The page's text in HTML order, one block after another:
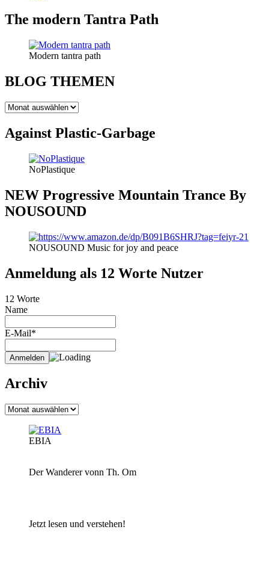
The modern Tantra Path
Modern tantra path
BLOG THEMEN
BLOG
Against Plastic-Garbage
NoPlastique
NEW Progressive Mountain Trance By
NOUSOUND
NOUSOUND Music for joy and peace
Anmeldung als 12 Worte Nutzer
12 Worte
Name
E-Mail*
Archiv
Archiv
EBIA
Der Wanderer vonn Th. Om
Jetzt lesen und verstehen!